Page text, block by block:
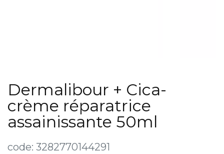
Dermalibour + Cica-
crème réparatrice
assainissante 50ml
code: 3282770144291